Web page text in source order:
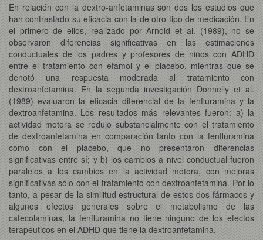
En relación con la dextro-anfetaminas son dos los estudios que
han contrastado su eficacia con la de otro tipo de medicación. En
el primero de ellos, realizado por Arnold et al. (1989), no se
observaron diferencias significativas en las estimaciones
conductuales de los padres y profesores de niños con ADHD
entre el tratamiento con efamol y el placebo, mientras que se
denotó una respuesta moderada al tratamiento con
dextroanfetamina. En la segunda investigación Donnelly et al.
(1989) evaluaron la eficacia diferencial de la fenfluramina y la
dextroanfetamina. Los resultados más relevantes fueron: a) la
actividad motora se redujo substancialmente con el tratamiento
de dextroanfetamina en comparación tanto con la fenfluramina
como con el placebo, que no presentaron diferencias
significativas entre sí; y b) los cambios a nivel conductual fueron
paralelos a los cambios en la actividad motora, con mejoras
significativas sólo con el tratamiento con dextroanfetamina. Por lo
tanto, a pesar de la similitud estructural de estos dos fármacos y
algunos efectos generales sobre el metabolismo de las
catecolaminas, la fenfluramina no tiene ninguno de los efectos
terapéuticos en el ADHD que tiene la dextroanfetamina.